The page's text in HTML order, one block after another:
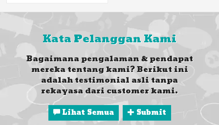
Kata Pelanggan Kami
Bagaimana pengalaman & pendapat
mereka tentang kami? Berikut ini
adalah testimonial asli tanpa
rekayasa dari customer kami.
Lihat Semua Submit